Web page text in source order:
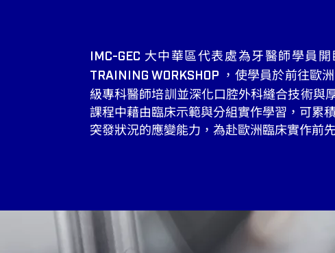
​​IMC-GEC 大中華區代表處為牙醫師學員
TRAINING WORKSHOP
，使學員於前往歐
級專科醫師培訓並深化口腔外科縫合技術與
課程中藉由臨床示範與分組實作學習，可累
突發狀況的應變能力，為赴歐洲臨床實作前